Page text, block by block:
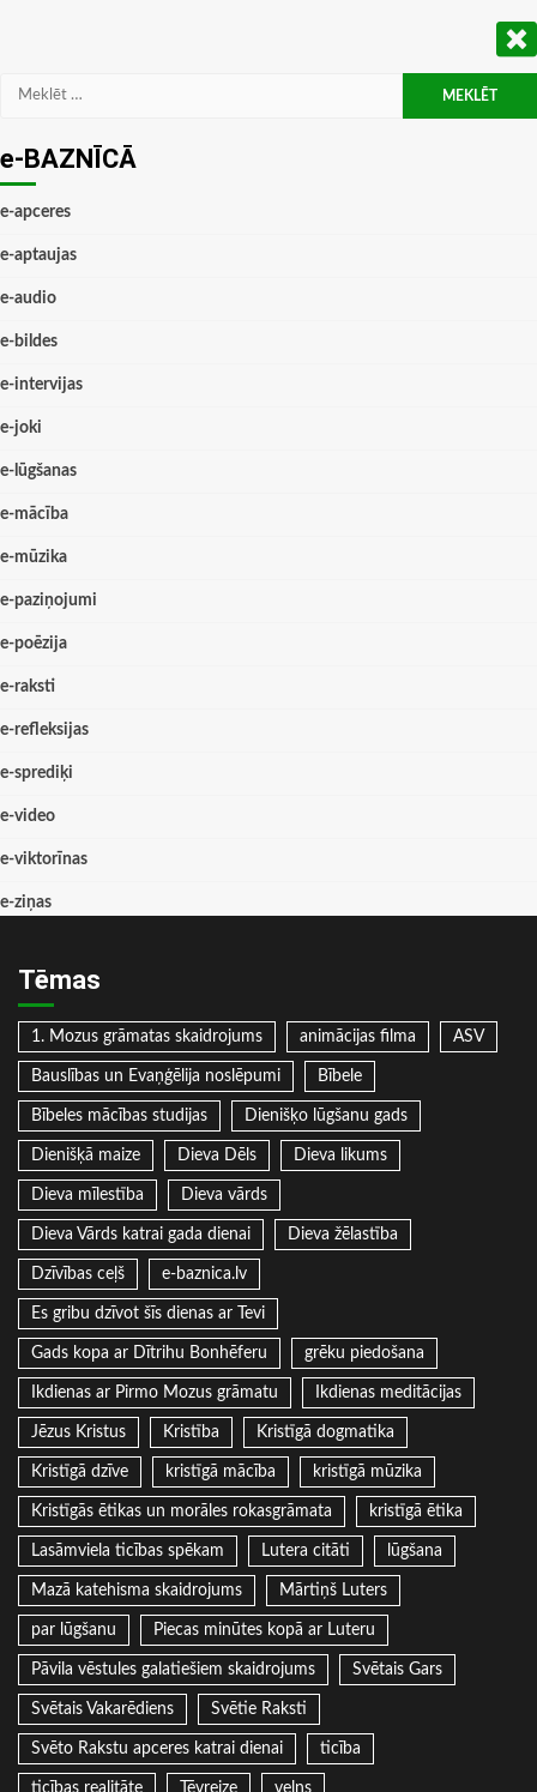
Meklēt:
e-BAZNĪCĀ
e-apceres
e-aptaujas
e-audio
e-bildes
e-intervijas
e-joki
e-lūgšanas
e-mācība
e-mūzika
e-paziņojumi
e-poēzija
e-raksti
e-refleksijas
e-sprediķi
e-video
e-viktorīnas
e-ziņas
Tēmas
1. Mozus grāmatas skaidrojums animācijas filma ASV
Bauslības un Evaņģēlija noslēpumi Bībele
Bībeles mācības studijas Dienišķo lūgšanu gads
Dienišķā maize Dieva Dēls Dieva likums
Dieva mīlestība Dieva vārds
Dieva Vārds katrai gada dienai Dieva žēlastība
Dzīvības ceļš e-baznica.lv
Es gribu dzīvot šīs dienas ar Tevi
Gads kopa ar Dītrihu Bonhēferu grēku piedošana
Ikdienas ar Pirmo Mozus grāmatu Ikdienas meditācijas
Jēzus Kristus Kristība Kristīgā dogmatika
Kristīgā dzīve kristīgā mācība kristīgā mūzika
Kristīgās ētikas un morāles rokasgrāmata kristīgā ētika
Lasāmviela ticības spēkam Lutera citāti lūgšana
Mazā katehisma skaidrojums Mārtiņš Luters
par lūgšanu Piecas minūtes kopā ar Luteru
Pāvila vēstules galatiešiem skaidrojums Svētais Gars
Svētais Vakarēdiens Svētie Raksti
Svēto Rakstu apceres katrai dienai ticība
ticības realitāte Tēvreize velns